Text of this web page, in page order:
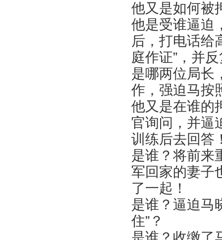
他又是如何被
他是受谁逼迫
后，打电话给
庭作证”，并
是哪两位局长
作，强迫马按
他又是在谁的
官询问，并逼
训练后去回答
是谁？将前来
军回家的妻子
了一起！
是谁？逼迫马
住”？